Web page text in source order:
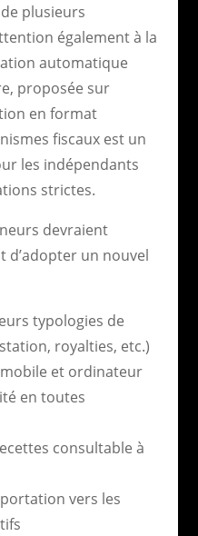
plusieurs
également à la
automatique
proposée sur
en format
fiscaux est un
les indépendants
strictes.
devraient
d’adopter un nouvel
typologies de
royalties, etc.)
et ordinateur
en toutes
consultable à
vers les